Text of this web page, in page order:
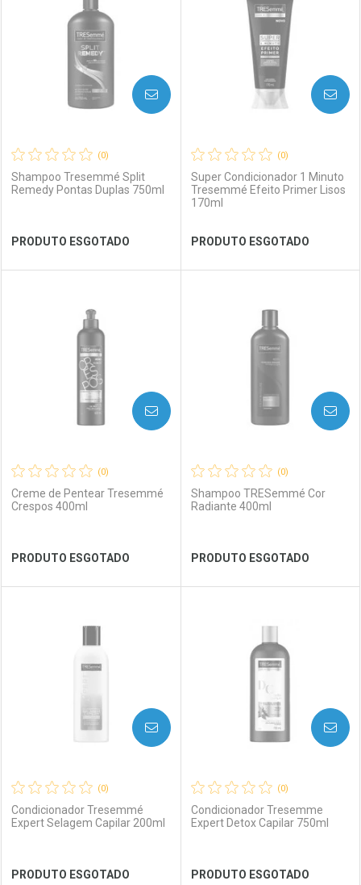
Laboratório
Ver Desconto Convênio
Por Menos Laboratório
Ver Desconto Convênio
Por Menos
(0)
Shampoo Tresemmé Split
Remedy Pontas Duplas 750ml
PRODUTO ESGOTADO
AVISE-ME
Laboratório
Ver Desconto Convênio
Por Menos
(0)
Super Condicionador 1 Minuto
Tresemmé Efeito Primer Lisos
170ml
PRODUTO ESGOTADO
AVISE-ME
Laboratório
Ver Desconto Convênio
Por Menos
(0)
Creme de Pentear Tresemmé
Crespos 400ml
PRODUTO ESGOTADO
AVISE-ME
Ver Desconto Convênio
(0)
Shampoo TRESemmé Cor
Radiante 400ml
PRODUTO ESGOTADO
AVISE-ME
Laboratório
Ver Desconto Convênio
Por Menos
(0)
Condicionador Tresemmé
Expert Selagem Capilar 200ml
PRODUTO ESGOTADO
AVISE-ME
(0)
Condicionador Tresemme
Expert Detox Capilar 750ml
PRODUTO ESGOTADO
AVISE-ME